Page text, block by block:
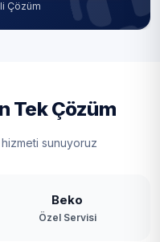
Çözüm
Tek Çözüm
sunuyoruz
Beko
Özel Servisi